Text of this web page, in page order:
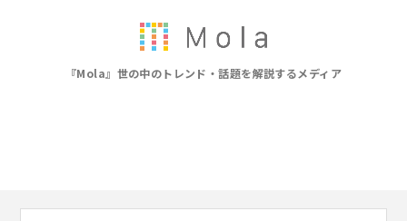
『Mola』世の中のトレンド・話題を解説するメディア